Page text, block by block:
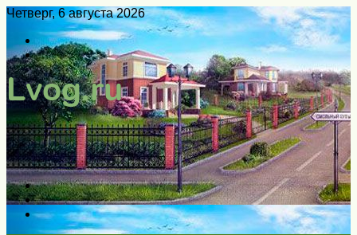
Четверг, 6 августа 2026
Войти
Switch
skin
Меню
Искать
Switch
skin